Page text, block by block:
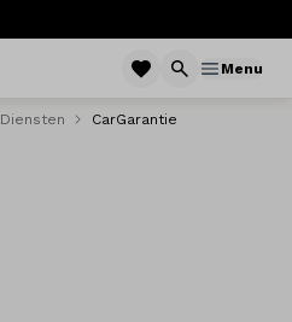
Menu
Diensten CarGarantie